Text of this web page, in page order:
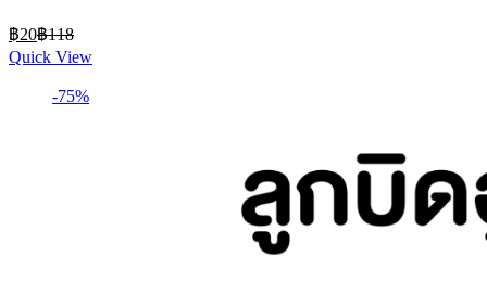
฿20Current
price
is:
฿20.
฿118
was:
฿118.
Quick View
-75%